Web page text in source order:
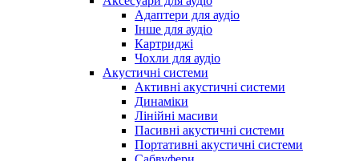
Адаптери для аудіо
Інше для аудіо
Картриджі
Чохли для аудіо
Акустичні системи
Активні акустичні системи
Динаміки
Лінійні масиви
Пасивні акустичні системи
Портативні акустичні системи